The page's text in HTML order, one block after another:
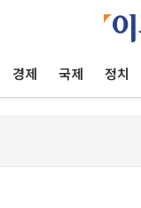
경제 국제 정치